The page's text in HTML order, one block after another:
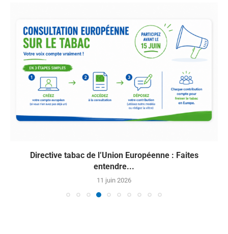
Directive tabac de l’Union Européenne : Faites
entendre...
11 juin 2026